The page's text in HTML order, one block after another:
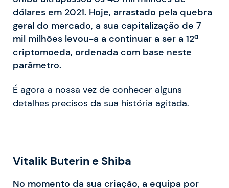
dólares em 2021. Hoje, arrastado pela quebra
geral do mercado, a sua capitalização de 7
mil milhões levou-a a continuar a ser a 12ª
criptomoeda, ordenada com base neste
parâmetro.
É agora a nossa vez de conhecer alguns
detalhes precisos da sua história agitada.
Vitalik Buterin e Shiba
No momento da sua criação, a equipa por